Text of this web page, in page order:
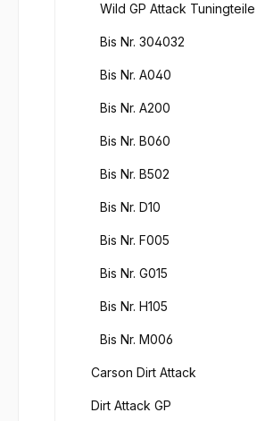
Wild GP Attack Tuningteile
Bis Nr. 304032
Bis Nr. A040
Bis Nr. A200
Bis Nr. B060
Bis Nr. B502
Bis Nr. D10
Bis Nr. F005
Bis Nr. G015
Bis Nr. H105
Bis Nr. M006
Carson Dirt Attack
Dirt Attack GP